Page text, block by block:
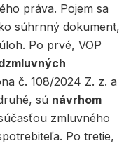
práva. Pojem sa
súhrnný dokument,
Po prvé, VOP
č. 108/2024 Z. z. a
sú návrhom
zmluvného
Po tretie,